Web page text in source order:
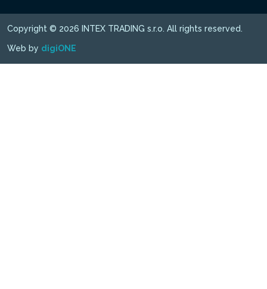
Copyright © 2026 INTEX TRADING s.r.o. All rights reserved.
Web by digiONE